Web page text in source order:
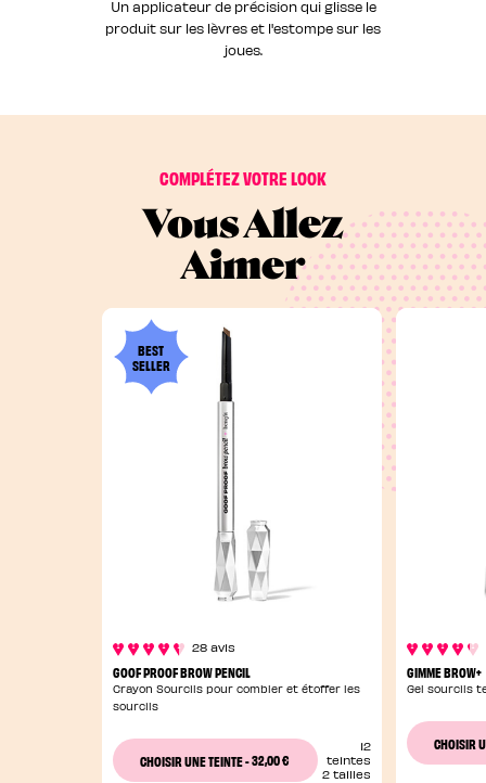
Un applicateur de précision qui glisse le
produit sur les lèvres et l'estompe sur les
joues.
COMPLÉTEZ VOTRE LOOK
Vous Allez
Aimer
BEST
SELLER
28 avis
GOOF PROOF BROW PENCIL
Crayon Sourcils pour combler et étoffer les
sourcils
CHOISIR UNE TEINTE-32,00 €
12
teintes
2 tailles
GIMME BROW+
Gel sourcils
CHOISIR